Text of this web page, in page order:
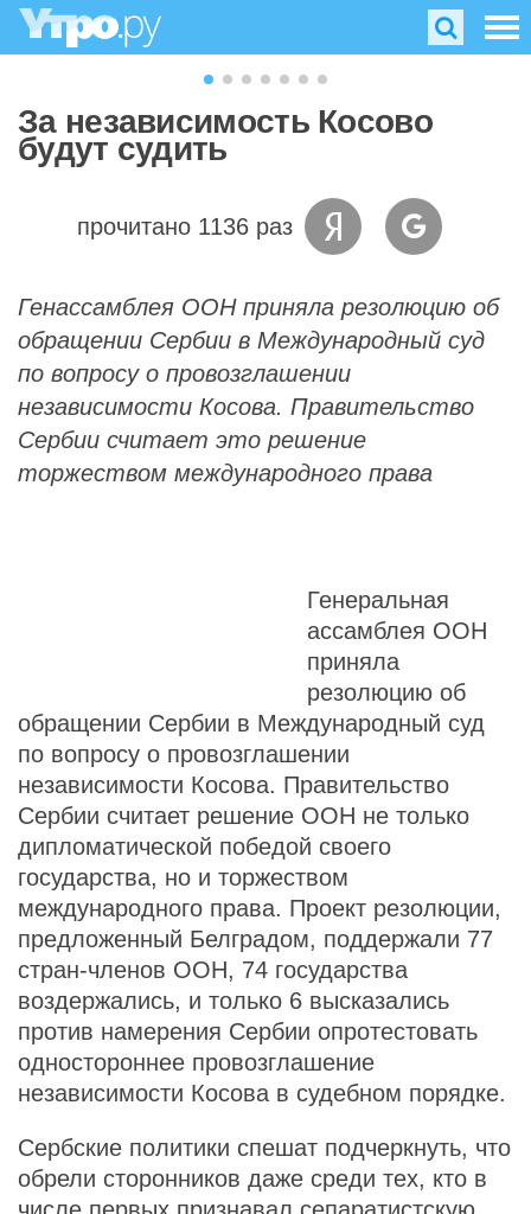
За независимость Косово
будут судить
прочитано 1136 раз
Генассамблея ООН приняла резолюцию об
обращении Сербии в Международный суд
по вопросу о провозглашении
независимости Косова. Правительство
Сербии считает это решение
торжеством международного права
Генеральная
ассамблея ООН
приняла
резолюцию об
обращении Сербии в Международный суд
по вопросу о провозглашении
независимости Косова. Правительство
Сербии считает решение ООН не только
дипломатической победой своего
государства, но и торжеством
международного права. Проект резолюции,
предложенный Белградом, поддержали 77
стран-членов ООН, 74 государства
воздержались, и только 6 высказались
против намерения Сербии опротестовать
одностороннее провозглашение
независимости Косова в судебном порядке.
Сербские политики спешат подчеркнуть, что
обрели сторонников даже среди тех, кто в